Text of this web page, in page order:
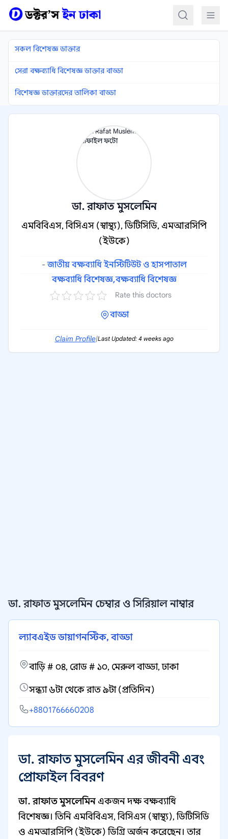
সকল বিশেষজ্ঞ ডাক্তার
সেরা বক্ষব্যাধি বিশেষজ্ঞ ডাক্তার বাড্ডা
বিশেষজ্ঞ ডাক্তারদের তালিকা বাড্ডা
ডা. রাফাত মুসলেমিন
এমবিবিএস, বিসিএস (স্বাস্থ্য), ডিটিসিডি, এমআরসিপি
(ইউকে)
-জাতীয় বক্ষব্যাধি ইনস্টিটিউট ও হাসপাতাল
বক্ষব্যাধি বিশেষজ্ঞ,বক্ষব্যাধি বিশেষজ্ঞ
Rate this doctors
বাড্ডা
Claim Profile|Last Updated: 4 weeks ago
ডা. রাফাত মুসলেমিন চেম্বার ও সিরিয়াল নাম্বার
ল্যাবএইড ডায়াগনস্টিক, বাড্ডা
বাড়ি # ০৪, রোড # ১০, মেরুল বাড্ডা, ঢাকা
সন্ধ্যা ৬টা থেকে রাত ৯টা (প্রতিদিন)
+8801766660208
ডা. রাফাত মুসলেমিন এর জীবনী এবং
প্রোফাইল বিবরণ
ডা. রাফাত মুসলেমিন একজন দক্ষ বক্ষব্যাধি
বিশেষজ্ঞ। তিনি এমবিবিএস, বিসিএস (স্বাস্থ্য), ডিটিসিডি
ও এমআরসিপি (ইউকে) ডিগ্রি অর্জন করেছেন। তার